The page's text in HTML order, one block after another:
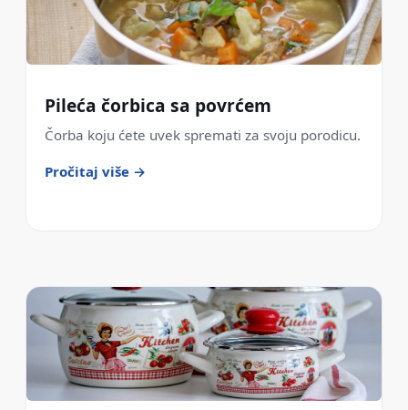
Pileća čorbica sa povrćem
Čorba koju ćete uvek spremati za svoju porodicu.
Pročitaj više →